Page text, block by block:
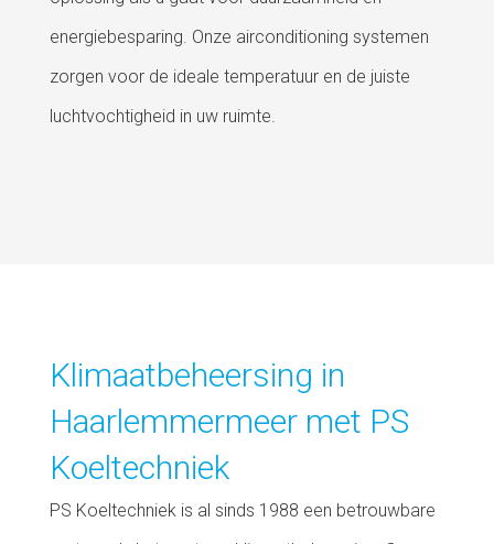
energiebesparing. Onze airconditioning systemen
zorgen voor de ideale temperatuur en de juiste
luchtvochtigheid in uw ruimte.
Klimaatbeheersing in
Haarlemmermeer met PS
Koeltechniek
PS Koeltechniek is al sinds 1988 een betrouwbare